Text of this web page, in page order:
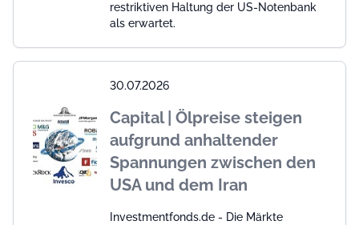
restriktiven Haltung der US-Notenbank
als erwartet.
30.07.2026
Capital | Ölpreise steigen
aufgrund anhaltender
Spannungen zwischen den
USA und dem Iran
Investmentfonds.de - Die Märkte